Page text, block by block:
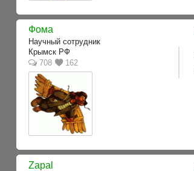
Фома
Научный сотрудник
Крымск РФ
708
162
Zapal